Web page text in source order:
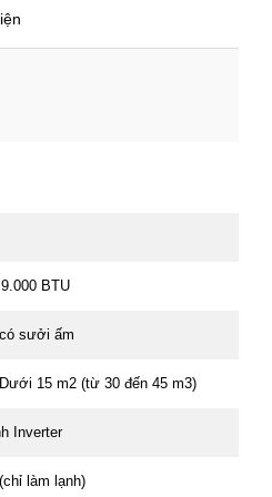
BTU
sưởi ấm
15 m2 (từ 30 đến 45 m3)
Inverter
làm lạnh)